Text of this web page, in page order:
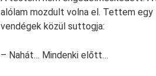
alólam mozdult volna el. Tettem
vendégek közül suttogja:
– Nahát… Mindenki előtt…